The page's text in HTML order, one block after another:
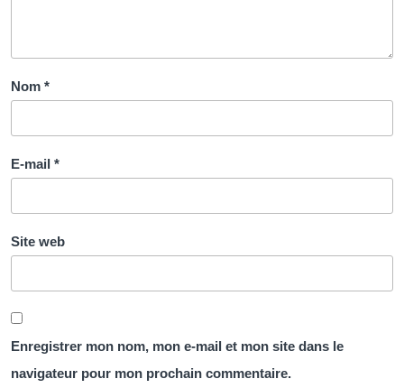
Nom *
E-mail *
Site web
Enregistrer mon nom, mon e-mail et mon site dans le
navigateur pour mon prochain commentaire.